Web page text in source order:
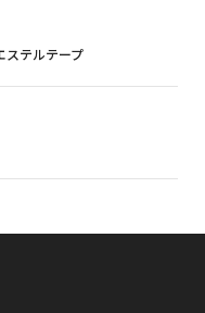
ステルテープ